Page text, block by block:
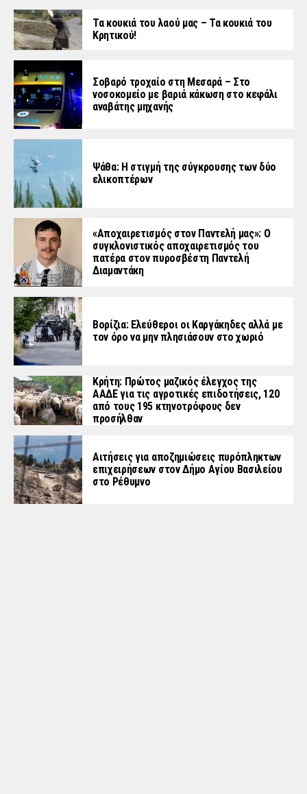
Τα κουκιά του λαού μας – Τα κουκιά του
Κρητικού!
Σοβαρό τροχαίο στη Μεσαρά – Στο
νοσοκομείο με βαριά κάκωση στο κεφάλι
αναβάτης μηχανής
Ψάθα: Η στιγμή της σύγκρουσης των δύο
ελικοπτέρων
«Aποχαιρετισμός στον Παντελή μας»: Ο
συγκλονιστικός αποχαιρετισμός του
πατέρα στον πυροσβέστη Παντελή
Διαμαντάκη
Βορίζια: Ελεύθεροι οι Καργάκηδες αλλά με
τον όρο να μην πλησιάσουν στο χωριό
Κρήτη: Πρώτος μαζικός έλεγχος της
ΑΑΔΕ για τις αγροτικές επιδοτήσεις, 120
από τους 195 κτηνοτρόφους δεν
προσήλθαν
Αιτήσεις για αποζημιώσεις πυρόπληκτων
επιχειρήσεων στον Δήμο Αγίου Βασιλείου
στο Ρέθυμνο